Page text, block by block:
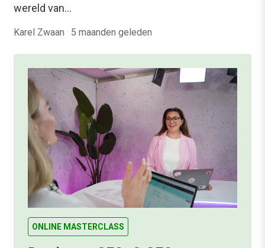
wereld van…
Karel Zwaan · 5 maanden geleden
ONLINE MASTERCLASS